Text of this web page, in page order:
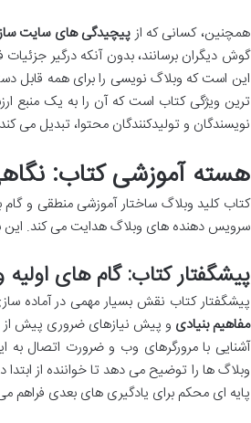
همچنین، کسانی که از پیچیدگی های سایت
گوش دیگران برسانند، بدون آنکه درگیر
این است که وبلاگ نویسی را برای همه قابل
ترین ویژگی کتاب است که آن را به یک منبع
نویسندگان و تولیدکنندگان محتوا، تبدیل می
هسته آموزشی کتاب:
کتاب کلید وبلاگ ساختار آموزشی منطقی و گام
سرویس دهنده های وبلاگ هدایت می کند. این
پیشگفتار کتاب: گام های
پیشگفتار کتاب نقش بسیار مهمی در آماده
مفاهیم بنیادی و پیش نیازهای ضروری پیش از
آشنایی با مرورگرهای وب و ضرورت اتصال
وبلاگ ها را توضیح می دهد تا خواننده از
پایه ای محکم برای یادگیری های بعدی فراهم